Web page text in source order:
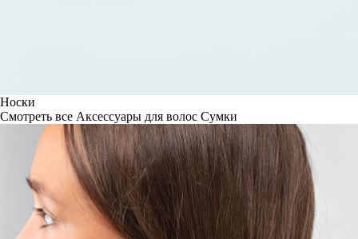
Носки
Смотреть все Аксессуары для волос Сумки